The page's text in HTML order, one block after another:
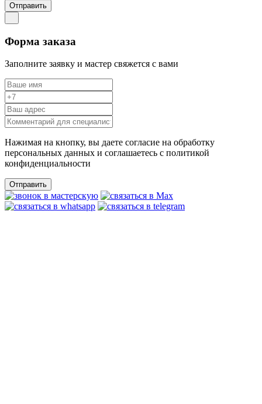
Отправить
Форма заказа
Заполните заявку и мастер свяжется с вами
Нажимая на кнопку, вы даете согласие на обработку
персональных данных и соглашаетесь c политикой
конфиденциальности
Отправить